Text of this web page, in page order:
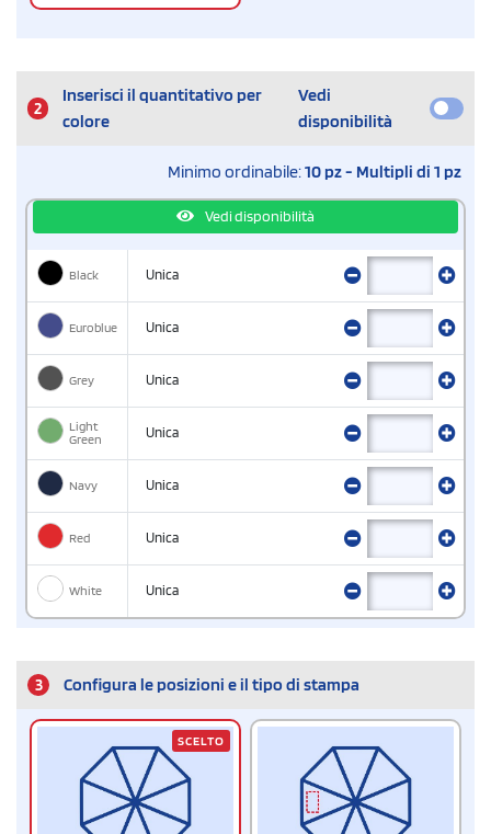
2
Inserisci il quantitativo per
colore
Vedi
disponibilità
Minimo ordinabile:10 pz - Multipli di 1 pz
Vedi disponibilità
Black Unica
Euroblue Unica
Grey Unica
Light
Green
Unica
Navy Unica
Red Unica
White Unica
3 Configura le posizioni e il tipo di stampa
SCELTO